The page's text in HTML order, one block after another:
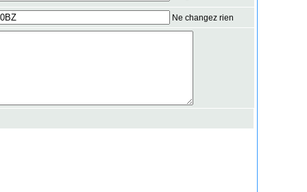
Ne changez rien